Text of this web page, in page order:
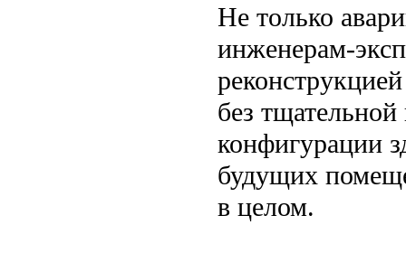
Не только
инженерам-
без
конфигурации
будущих
в целом.